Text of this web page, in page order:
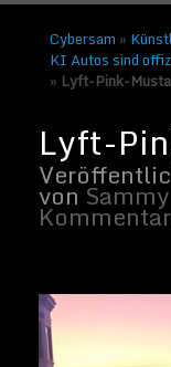
Cybersam »
KI Autos sind
» Lyft-Pink-
Von Wikipedia